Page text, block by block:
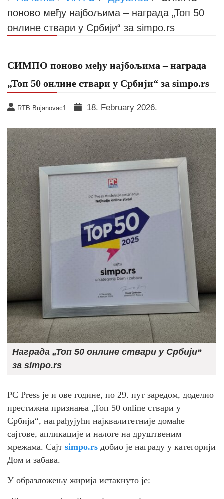
поново међу најбољима – награда „Топ 50
онлине ствари у Србији“ за simpo.rs
СИМПО поново међу најбољима – награда
„Топ 50 онлине ствари у Србији“ за simpo.rs
RTB Bujanovac1 18. February 2026.
Награда „Топ 50 онлине ствари у Србији“
за simpo.rs
PC Press је и ове године, по 29. пут заредом, доделио
престижна признања „Топ 50 online ствари у
Србији“, награђујући најквалитетније домаће
сајтове, апликације и налоге на друштвеним
мрежама. Сајт simpo.rs добио је награду у категорији
Дом и забава.
У образложењу жирија истакнуто је: